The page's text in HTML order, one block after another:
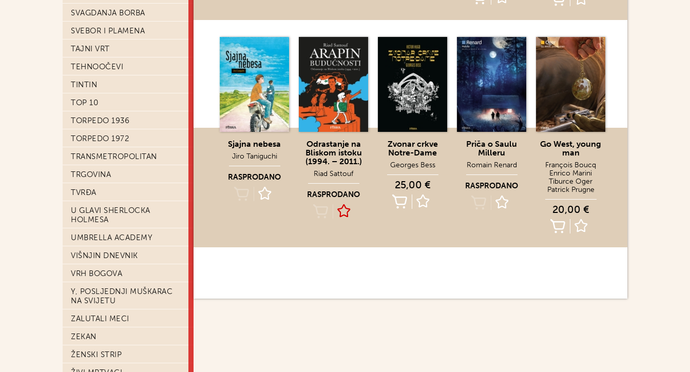
SVAGDANJA BORBA
SVEBOR I PLAMENA
TAJNI VRT
TEHNOOČEVI
TINTIN
TOP 10
TORPEDO 1936
TORPEDO 1972
TRANSMETROPOLITAN
TRGOVINA
TVRĐA
U GLAVI SHERLOCKA
HOLMESA
UMBRELLA ACADEMY
VIŠNJIN DNEVNIK
VRH BOGOVA
Y, POSLJEDNJI MUŠKARAC
NA SVIJETU
ZALUTALI MECI
ZEKAN
ŽENSKI STRIP
Sjajna nebesa
Jiro Taniguchi
RASPRODANO
Odrastanje na
Bliskom istoku
(1994. – 2011.)
Riad Sattouf
RASPRODANO
Zvonar crkve
Notre-Dame
Georges Bess
25,00 €
Priča o Saulu
Milleru
Romain Renard
RASPRODANO
Go West, young
man
François Boucq
Enrico Marini
Tiburce Oger
Patrick Prugne
20,00 €